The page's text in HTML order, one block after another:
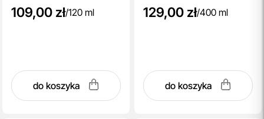
109,00 zł/120 ml
do koszyka
129,00 zł/400 ml
do koszyka